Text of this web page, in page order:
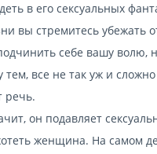
в его сексуальных
вы стремитесь убежать
себе вашу волю,
все не так уж и
речь.
он подавляет
женщина. На самом